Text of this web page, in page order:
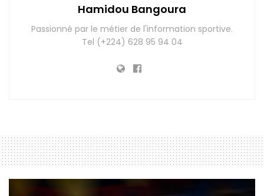
Hamidou Bangoura
Passionné par le métier de l'information sportive.
Tel (+224) 628 95 94 04